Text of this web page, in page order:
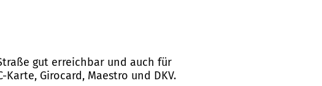
gut erreichbar und auch für
Girocard, Maestro und DKV.